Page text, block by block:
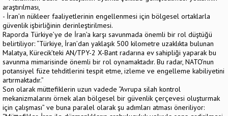
araştırılması,
- İran’ın nükleer faaliyetlerinin engellenmesi için bölgesel ortaklarla
güvenlik işbirliğinin derinleştirilmesi.
Raporda Türkiye’ye de İran’a karşı savunmada önemli bir rol düştüğü
belirtiliyor: “Türkiye, İran’dan yaklaşık 500 kilometre uzaklıkta bulunan
Malatya, Kürecik’teki AN/TPY-2 X-Bant radarına ev sahipliği yaparak bu
savunma mimarisinde önemli bir rol oynamaktadır. Bu radar, NATO’nun
potansiyel füze tehditlerini tespit etme, izleme ve engelleme kabiliyetini
artırmaktadır.”
Son olarak müttefiklerin uzun vadede “Avrupa silah kontrol
mekanizmalarını örnek alan bölgesel bir güvenlik çerçevesi oluşturmak
için çalışması” ve buna paralel olarak şu adımları atması öneriliyor: